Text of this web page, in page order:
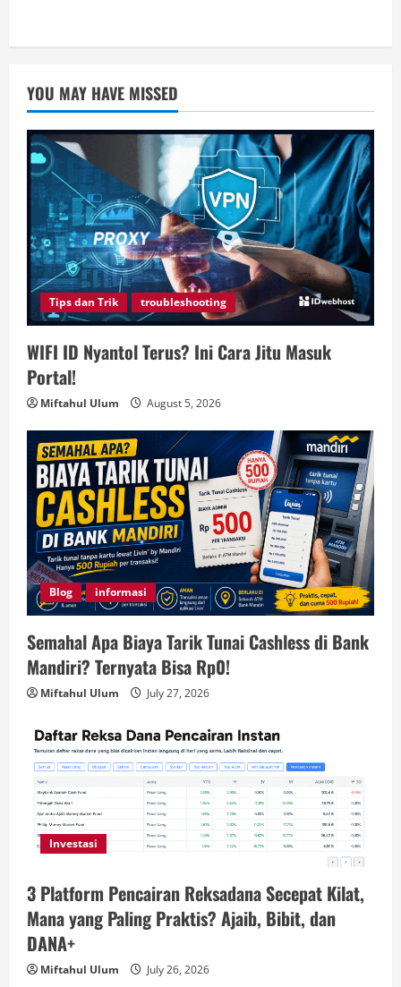
YOU MAY HAVE MISSED
Tips dan Trik troubleshooting
WIFI ID Nyantol Terus? Ini Cara Jitu Masuk
Portal!
Miftahul Ulum August 5, 2026
Blog informasi
Semahal Apa Biaya Tarik Tunai Cashless di Bank
Mandiri? Ternyata Bisa Rp0!
Miftahul Ulum July 27, 2026
Investasi
3 Platform Pencairan Reksadana Secepat Kilat,
Mana yang Paling Praktis? Ajaib, Bibit, dan
DANA+
Miftahul Ulum July 26, 2026